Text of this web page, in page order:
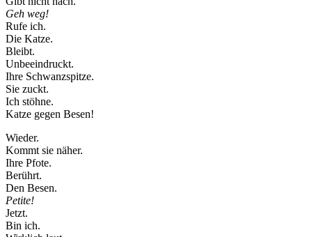
Geh weg!
Rufe ich.
Die Katze.
Bleibt.
Unbeeindruckt.
Ihre Schwanzspitze.
Sie zuckt.
Ich stöhne.
Katze gegen Besen!
Wieder.
Kommt sie näher.
Ihre Pfote.
Berührt.
Den Besen.
Petite!
Jetzt.
Bin ich.